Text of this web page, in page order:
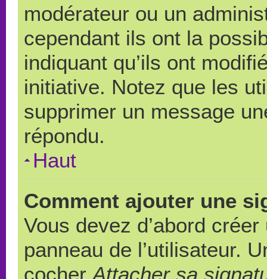
modérateur ou un
cependant ils ont la
indiquant qu’ils ont
initiative. Notez que les
supprimer un message
répondu.
Haut
Comment ajouter une
Vous devez d’abord
panneau de l’utilisateur.
cocher Attacher sa